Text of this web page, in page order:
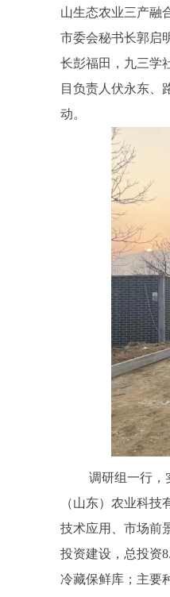
山生态农业三产融
市委会秘书长郭启
长彭福田，九三学
目负责人伏永东、
动。
调研组一行，
（山东）农业科
技术应用、市场前
投资建设，总投资
冷藏保鲜库；主要